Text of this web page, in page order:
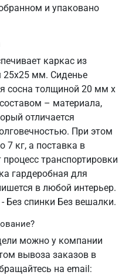
и упаковано
каркас из
25х25 мм. Сиденье
сосна толщиной 20 мм х
– материала,
отличается
При этом
7 кг, а поставка в
транспортировки
гардеробная для
в любой интерьер.
Без спинки Без вешалки.
можно у компании
вывоза заказов в
на email: